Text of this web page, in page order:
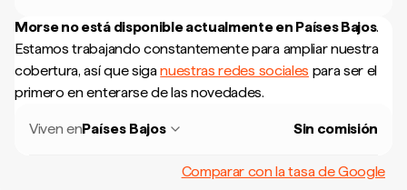
Morse no está disponible actualmente en Países Bajos.
Estamos trabajando constantemente para ampliar nuestra
cobertura, así que siganuestras redes sociales para ser el
primero en enterarse de las novedades.
Viven enPaíses Bajos Sin comisión
Comparar con la tasa de Google